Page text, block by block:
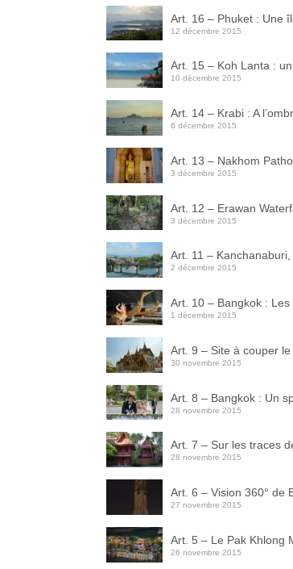
Art. 16 – Phuket : Une
12 décembre 2015
Art. 15 – Koh Lanta :
10 décembre 2015
Art. 14 – Krabi : A
6 décembre 2015
Art. 13 – Nakhom
3 décembre 2015
Art. 12 – Erawan
3 décembre 2015
Art. 11 –
2 décembre 2015
Art. 10 – Bangkok :
1 décembre 2015
Art. 9 – Site à couper le
30 novembre 2015
Art. 8 – Bangkok : Un
28 novembre 2015
Art. 7 – Sur les traces
28 novembre 2015
Art. 6 – Vision 360° de
27 novembre 2015
Art. 5 – Le Pak Khlong
26 novembre 2015